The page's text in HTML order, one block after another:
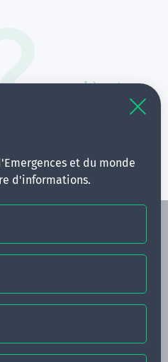
et du monde
d'informations.
correspond à votre
requête en élargissant